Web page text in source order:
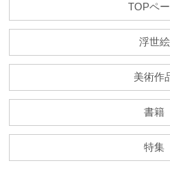
TOPペ
浮世絵
美術作
書籍
特集